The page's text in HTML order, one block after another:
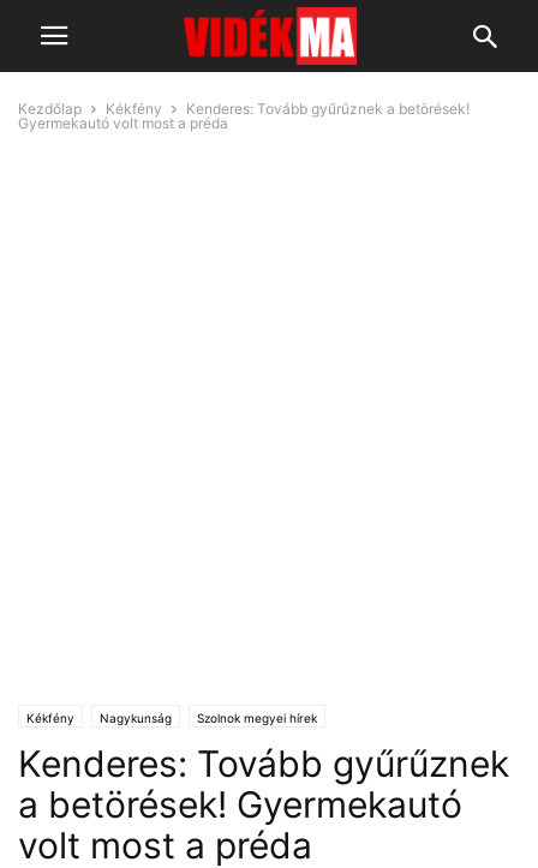
Kezdőlap Kékfény
Kenderes: Tovább gyűrűznek a betörések!
Gyermekautó volt most a préda
Kékfény Nagykunság Szolnok megyei hírek
Kenderes: Tovább gyűrűznek
a betörések! Gyermekautó
volt most a préda